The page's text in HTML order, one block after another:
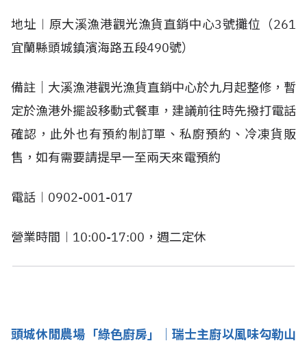
地址︱原大溪漁港觀光漁貨直銷中心3號攤位（261
宜蘭縣頭城鎮濱海路五段490號）
備註｜大溪漁港觀光漁貨直銷中心於九月起整修，暫
定於漁港外擺設移動式餐車，建議前往時先撥打電話
確認，此外也有預約制訂單、私廚預約、冷凍貨販
售，如有需要請提早一至兩天來電預約
電話︱0902-001-017
營業時間︱10:00-17:00，週二定休
頭城休閒農場「綠色廚房」｜瑞士主廚以風味勾勒山